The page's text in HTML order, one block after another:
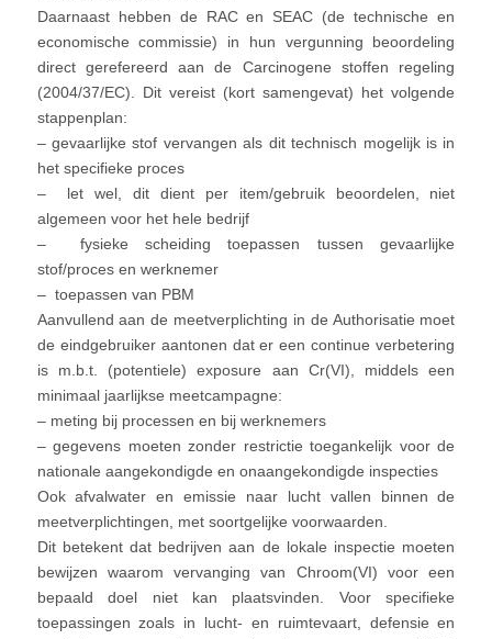
Daarnaast hebben de RAC en SEAC (de technische en
economische commissie) in hun vergunning beoordeling
direct gerefereerd aan de Carcinogene stoffen regeling
(2004/37/EC). Dit vereist (kort samengevat) het volgende
stappenplan:
– gevaarlijke stof vervangen als dit technisch mogelijk is in
het specifieke proces
– let wel, dit dient per item/gebruik beoordelen, niet
algemeen voor het hele bedrijf
– fysieke scheiding toepassen tussen gevaarlijke
stof/proces en werknemer
– toepassen van PBM
Aanvullend aan de meetverplichting in de Authorisatie moet
de eindgebruiker aantonen dat er een continue verbetering
is m.b.t. (potentiele) exposure aan Cr(VI), middels een
minimaal jaarlijkse meetcampagne:
– meting bij processen en bij werknemers
– gegevens moeten zonder restrictie toegankelijk voor de
nationale aangekondigde en onaangekondigde inspecties
Ook afvalwater en emissie naar lucht vallen binnen de
meetverplichtingen, met soortgelijke voorwaarden.
Dit betekent dat bedrijven aan de lokale inspectie moeten
bewijzen waarom vervanging van Chroom(VI) voor een
bepaald doel niet kan plaatsvinden. Voor specifieke
toepassingen zoals in lucht- en ruimtevaart, defensie en